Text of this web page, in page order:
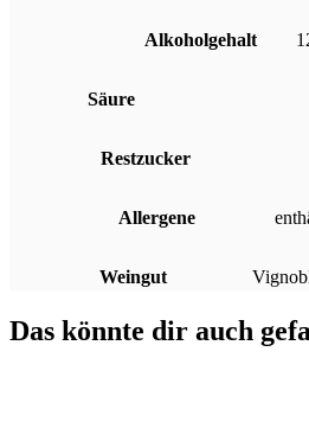
Alkoholgehalt
Säure
Restzucker
Allergene
Weingut
Das könnte dir auch